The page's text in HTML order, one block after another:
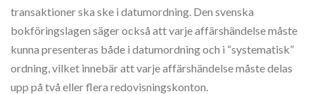
transaktioner ska ske i datumordning. Den svenska
bokföringslagen säger också att varje affärshändelse måste
kunna presenteras både i datumordning och i “systematisk”
ordning, vilket innebär att varje affärshändelse måste delas
upp på två eller flera redovisningskonton.